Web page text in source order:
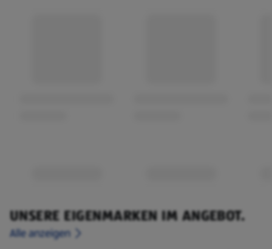
UNSERE EIGENMARKEN IM ANGEBOT.
Alle anzeigen